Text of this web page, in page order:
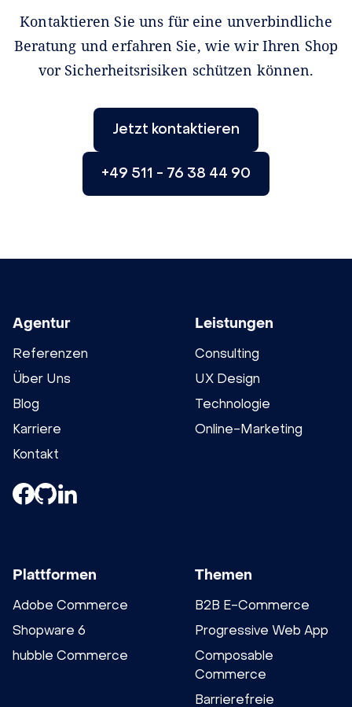
Kontaktieren Sie uns für eine unverbindliche
Beratung und erfahren Sie, wie wir Ihren Shop
vor Sicherheitsrisiken schützen können.
Jetzt kontaktieren
+49 511 - 76 38 44 90
Agentur
Referenzen
Über Uns
Blog
Karriere
Kontakt
Leistungen
Consulting
UX Design
Technologie
Online-Marketing
Plattformen
Adobe Commerce
Shopware 6
hubble Commerce
Themen
B2B E-Commerce
Progressive Web App
Composable
Commerce
Barrierefreie